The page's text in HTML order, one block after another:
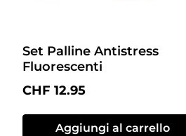
Set Palline Antistress
Fluorescenti
Prezzo normale:
CHF 12.95
Aggiungi al carrello